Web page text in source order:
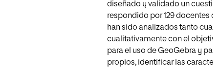
diseñado y validado un
respondido por 129 docentes
han sido analizados tanto
cualitativamente con el
para el uso de GeoGebra y
propios, identificar las